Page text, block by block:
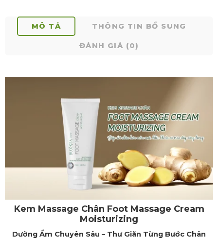
MÔ TẢ THÔNG TIN BỔ SUNG
ĐÁNH GIÁ (0)
Kem Massage Chân Foot Massage Cream
Moisturizing
Dưỡng Ẩm Chuyên Sâu – Thư Giãn Từng Bước Chân